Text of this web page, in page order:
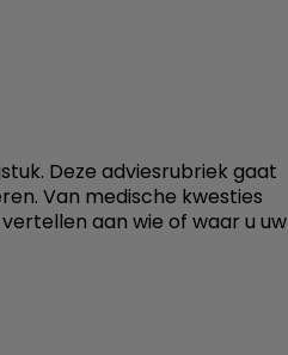
Deze adviesrubriek gaat
Van medische kwesties
aan wie of waar u uw